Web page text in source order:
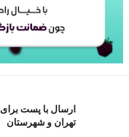
ارسال با پست برای
تهران و شهرستان